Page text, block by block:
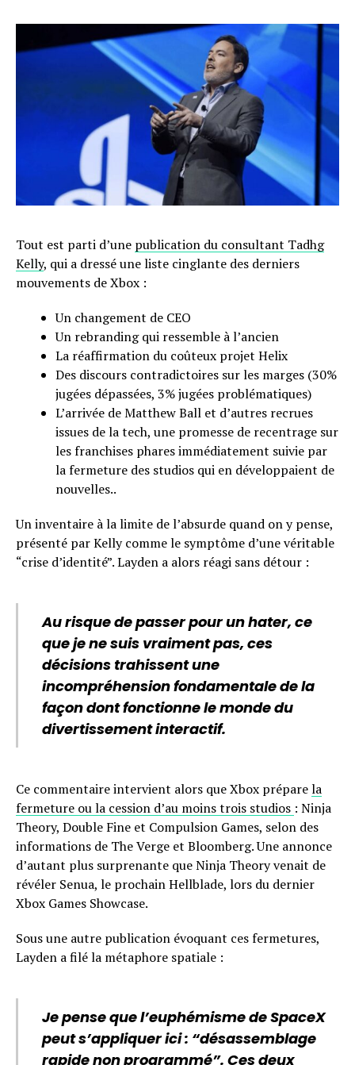
Tout est parti d’une publication du consultant Tadhg
Kelly, qui a dressé une liste cinglante des derniers
mouvements de Xbox :
Un changement de CEO
Un rebranding qui ressemble à l’ancien
La réaffirmation du coûteux projet Helix
Des discours contradictoires sur les marges (30%
jugées dépassées, 3% jugées problématiques)
L’arrivée de Matthew Ball et d’autres recrues
issues de la tech, une promesse de recentrage sur
les franchises phares immédiatement suivie par
la fermeture des studios qui en développaient de
nouvelles..
Un inventaire à la limite de l’absurde quand on y pense,
présenté par Kelly comme le symptôme d’une véritable
“crise d’identité”. Layden a alors réagi sans détour :
Au risque de passer pour un hater, ce
que je ne suis vraiment pas, ces
décisions trahissent une
incompréhension fondamentale de la
façon dont fonctionne le monde du
divertissement interactif.
Ce commentaire intervient alors que Xbox préparela
fermeture ou la cession d’au moins trois studios : Ninja
Theory, Double Fine et Compulsion Games, selon des
informations de The Verge et Bloomberg. Une annonce
d’autant plus surprenante que Ninja Theory venait de
révéler Senua, le prochain Hellblade, lors du dernier
Xbox Games Showcase.
Sous une autre publication évoquant ces fermetures,
Layden a filé la métaphore spatiale :
Je pense que l’euphémisme de SpaceX
peut s’appliquer ici : “désassemblage
rapide non programmé”. Ces deux